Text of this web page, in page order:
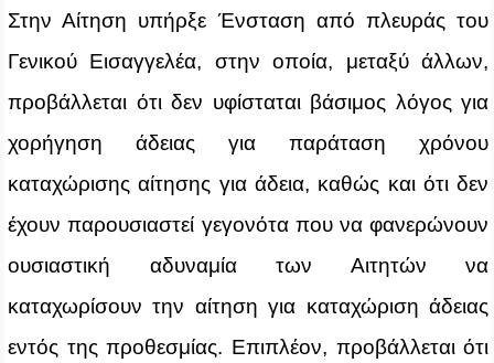
Στην Αίτηση υπήρξε Ένσταση από πλευράς του
Γενικού Εισαγγελέα, στην οποία, μεταξύ άλλων,
προβάλλεται ότι δεν υφίσταται βάσιμος λόγος για
χορήγηση άδειας για παράταση χρόνου
καταχώρισης αίτησης για άδεια, καθώς και ότι δεν
έχουν παρουσιαστεί γεγονότα που να φανερώνουν
ουσιαστική αδυναμία των Αιτητών να
καταχωρίσουν την αίτηση για καταχώριση άδειας
εντός της προθεσμίας. Επιπλέον, προβάλλεται ότι